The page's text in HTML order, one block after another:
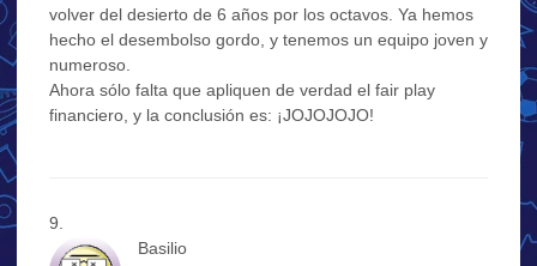
volver del desierto de 6 años por los octavos. Ya hemos
hecho el desembolso gordo, y tenemos un equipo joven y
numeroso.
Ahora sólo falta que apliquen de verdad el fair play
financiero, y la conclusión es: ¡JOJOJOJO!
Basilio